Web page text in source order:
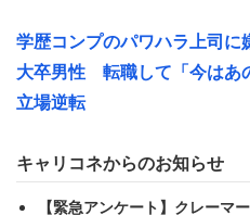
そのため、部下の進捗管理
みを聞いたり、成長を実感
理職のやるべきことが増え続
増え続ける業務負荷の中で
学歴コンプのパワハラ上司
大卒男性 転職して「今はあ
立場逆転
キャリコネからのお知らせ
【緊急アンケート】クレーマ